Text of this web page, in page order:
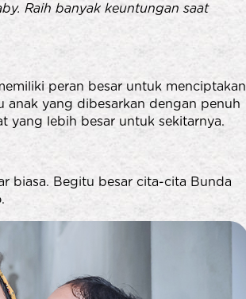
Raih banyak keuntungan saat
peran besar untuk menciptakan
anak yang dibesarkan dengan penuh
yang lebih besar untuk sekitarnya.
biasa. Begitu besar cita-cita Bunda